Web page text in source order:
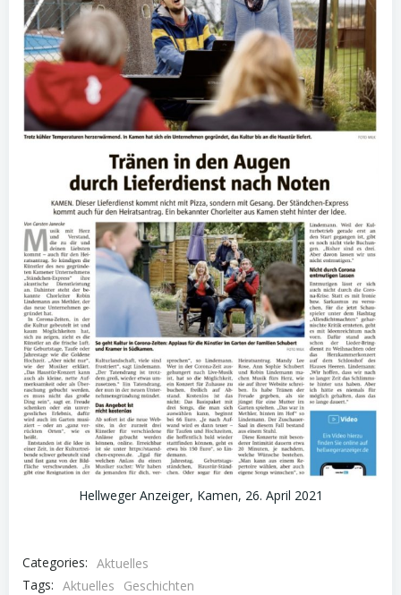
Hellweger Anzeiger, Kamen, 26. April 2021
Categories: Aktuelles
Tags: Aktuelles Geschichten